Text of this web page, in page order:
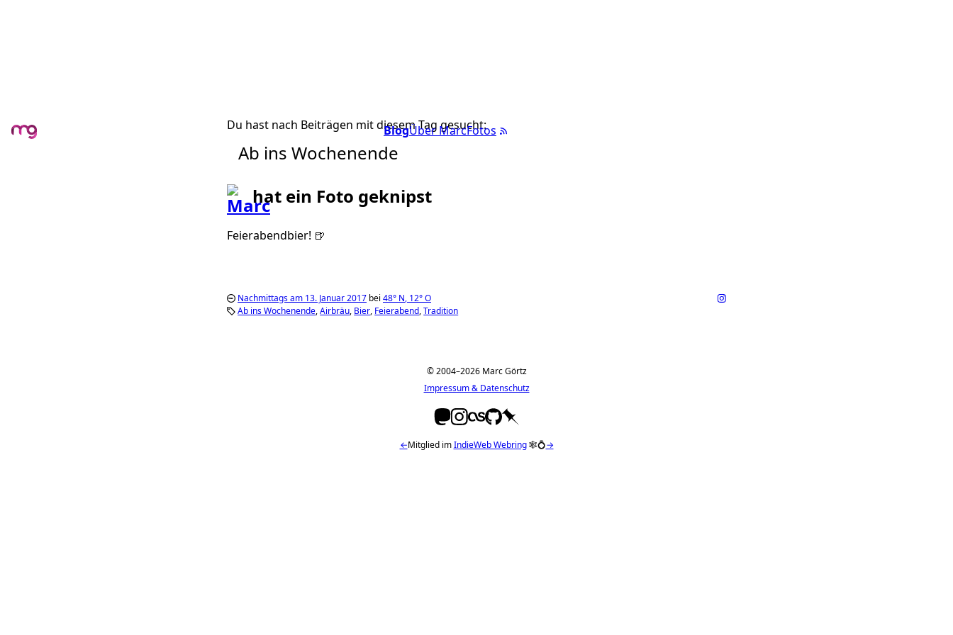
BlogÜber MarcFotos
Du hast nach Beiträgen mit diesem Tag gesucht:
Ab ins Wochenende
hat ein Foto geknipst
Feierabendbier! 🍺
Nachmittags am 13. Januar 2017 bei 48° N, 12°O
Ab ins Wochenende Airbräu Bier Feierabend Tradition
© 2004–2026 Marc Görtz
Impressum & Datenschutz
←Mitglied imIndieWeb Webring🕸💍→